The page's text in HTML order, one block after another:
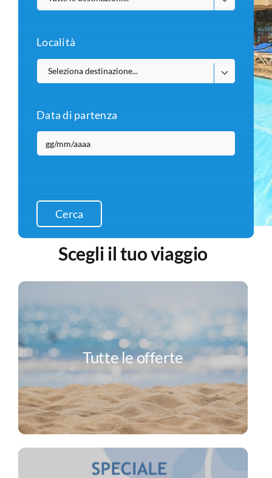
Località
Data di partenza
Cerca
Scegli il tuo viaggio
Tutte le offerte